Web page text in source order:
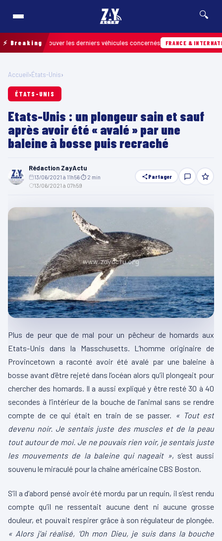
🔍
⚡ Breaking
retrouver les derniers véhicules concernés FRANCE & INTERNATIONALE
Accueil›États-Unis›
ÉTATS-UNIS
Etats-Unis : un plongeur sain et sauf
après avoir été « avalé » par une
baleine à bosse puis recraché
Rédaction ZayActu
13/06/2021 à 11h56⏱ 2 min
13/06/2021 à 07h59
Partager
Plus de peur que de mal pour un pêcheur de homards aux
Etats-Unis dans la Masschusetts. L’homme originaire de
Provincetown a raconté avoir été avalé par une baleine à
bosse avant d’être rejeté dans l’océan alors qu’il plongeait pour
chercher des homards. Il a aussi expliqué y être resté 30 à 40
secondes à l’intérieur de la bouche de l’animal sans se rendre
compte de ce qui était en train de se passer.
« Tout est
devenu noir. Je sentais juste des muscles et de la peau
tout autour de moi. Je ne pouvais rien voir, je sentais juste
les mouvements de la baleine qui nageait », s’est aussi
souvenu le miraculé pour la chaîne américaine CBS Boston.
S’il a d’abord pensé avoir été mordu par un requin, il s’est rendu
compte qu’il ne ressentait aucune dent ni aucune grosse
douleur, et pouvait respirer grâce à son régulateur de plongée.
« Alors j’ai réalisé, ‘Oh mon Dieu, je suis dans la bouche